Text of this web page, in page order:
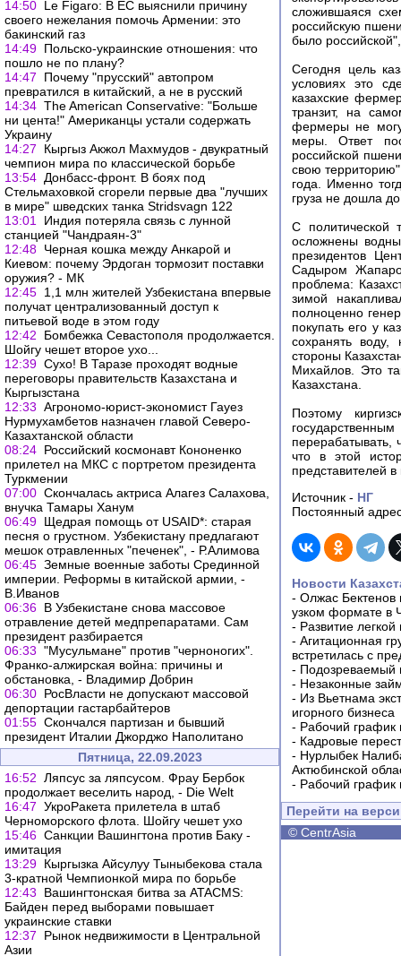
14:50 Le Figaro: В ЕС выяснили причину
своего нежелания помочь Армении: это
бакинский газ
14:49 Польско-украинские отношения: что
пошло не по плану?
14:47
Почему "прусский" автопром
превратился в китайский, а не в русский
14:34 The American Conservative: "Больше
ни цента!" Американцы устали содержать
Украину
14:27
Кыргыз Акжол Махмудов - двукратный
чемпион мира по классической борьбе
13:54 Донбасс-фронт. В боях под
Стельмаховкой сгорели первые два "лучших
в мире" шведских танка Stridsvagn 122
13:01
Индия потеряла связь с лунной
станцией "Чандраян-3"
12:48 Черная кошка между Анкарой и
Киевом: почему Эрдоган тормозит поставки
оружия? - МК
12:45 1,1 млн жителей Узбекистана впервые
получат централизованный доступ к
питьевой воде в этом году
12:42
Бомбежка Севастополя продолжается.
Шойгу чешет второе ухо...
12:39 Сухо! В Таразе проходят водные
переговоры правительств Казахстана и
Кыргызстана
12:33 Агрономо-юрист-экономист Гауез
Нурмухамбетов назначен главой Северо-
Казахтанской области
08:24 Российский космонавт Кононенко
прилетел на МКС с портретом президента
Туркмении
07:00 Скончалась актриса Алагез Салахова,
внучка Тамары Ханум
06:49 Щедрая помощь от USAID*: старая
песня о грустном. Узбекистану предлагают
мешок отравленных "печенек", - Р.Алимова
06:45 Земные военные заботы Срединной
империи. Реформы в китайской армии, -
В.Иванов
06:36 В Узбекистане снова массовое
отравление детей медпрепаратами. Сам
президент разбирается
06:33 "Мусульмане" против "черноногих".
Франко-алжирская война: причины и
обстановка, - Владимир Добрин
06:30 РосВласти не допускают массовой
депортации гастарбайтеров
01:55 Скончался партизан и бывший
президент Италии Джорджо Наполитано
Пятница, 22.09.2023
16:52 Ляпсус за ляпсусом. Фрау Бербок
продолжает веселить народ, - Die Welt
16:47 УкроРакета прилетела в штаб
Черноморского флота. Шойгу чешет ухо
15:46 Санкции Вашингтона против Баку -
имитация
13:29 Кыргызка Айсулуу Тыныбекова стала
3-кратной Чемпионкой мира по борьбе
12:43
Вашингтонская битва за ATACMS:
Байден перед выборами повышает
украинские ставки
12:37
Рынок недвижимости в Центральной
Азии
сложившаяся
российскую
было
Сегодня цель
условиях это
казахские
транзит, на
фермеры не
меры. Ответ
российской
свою
года. Именно
груза не дошла
С политической
осложнены
президентов
Садыром
проблема:
зимой
полноценно
покупать его у
сохранять воду,
стороны
Михайлов. Это
Казахстана.
Поэтому
перерабатывать,
что в этой
представителей
Источник - НГ
Постоянный
Новости
- Олжас Бектенов
узком формате в
- Развитие
- Агитационная
встретилась с
- Подозреваемый
- Незаконные
- Из Вьетнама
игорного бизнеса
- Рабочий график
- Кадровые
- Нурлыбек
Актюбинской
- Рабочий график
Перейти на
© CentrAsia